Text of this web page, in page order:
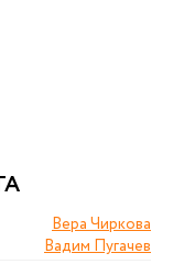
Вера Чиркова
Вадим Пугачев